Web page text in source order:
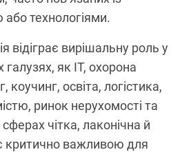
технологіями.
відіграє вирішальну роль у
галузях, як ІТ, охорона
коучинг, освіта, логістика,
ринок нерухомості та
чітка, лаконічна й
критично важливою для